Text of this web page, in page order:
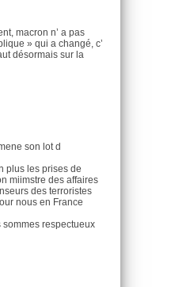
macron n’ a pas
» qui a changé, c’
désormais sur la
son lot d
plus les prises de
miimstre des affaires
des terroristes
nous en France
respectueux